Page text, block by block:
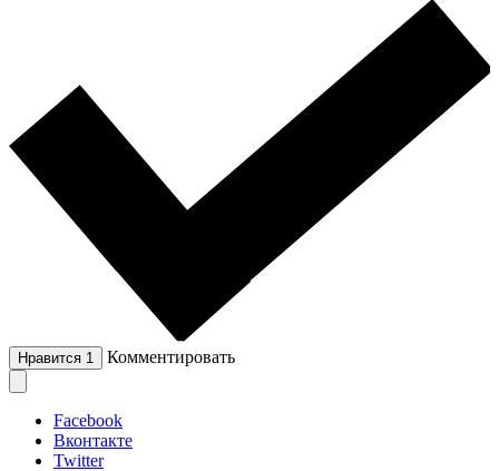
Нравится 1 Комментировать
Facebook
Вконтакте
Twitter